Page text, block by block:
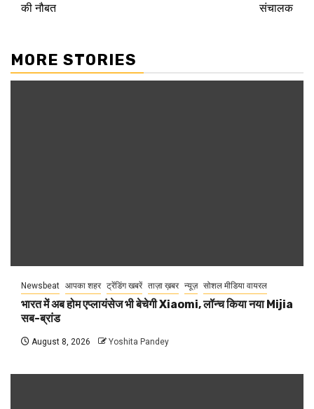
की नौबत
संचालक
MORE STORIES
Newsbeat आपका शहर ट्रेंडिंग खबरें ताज़ा ख़बर न्यूज़ सोशल मीडिया वायरल
भारत में अब होम एप्लायंसेज भी बेचेगी Xiaomi, लॉन्च किया नया Mijia
सब-ब्रांड
August 8, 2026 Yoshita Pandey